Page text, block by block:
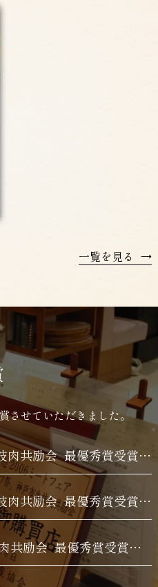
一覧を見る →
させていただきました。
肉共励会 最優秀賞受賞牛購買
肉共励会 最優秀賞受賞牛購買
共励会 最優秀賞受賞牛購買